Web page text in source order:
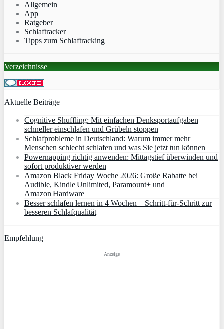
Allgemein
App
Ratgeber
Schlaftracker
Tipps zum Schlaftracking
Verzeichnisse
Aktuelle Beiträge
Cognitive Shuffling: Mit einfachen Denksportaufgaben
schneller einschlafen und Grübeln stoppen
Schlafprobleme in Deutschland: Warum immer mehr
Menschen schlecht schlafen und was Sie jetzt tun können
Powernapping richtig anwenden: Mittagstief überwinden und
sofort produktiver werden
Amazon Black Friday Woche 2026: Große Rabatte bei
Audible, Kindle Unlimited, Paramount+ und
Amazon Hardware
Besser schlafen lernen in 4 Wochen – Schritt‑für‑Schritt zur
besseren Schlafqualität
Empfehlung
Anzeige